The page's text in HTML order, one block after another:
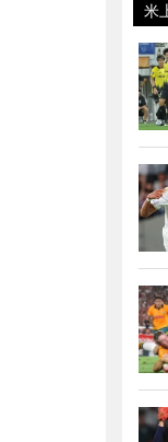
米